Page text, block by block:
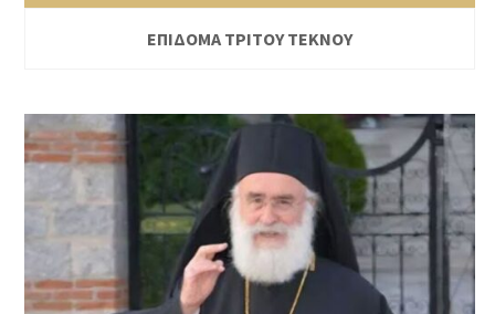
ΕΠΙΔΟΜΑ ΤΡΙΤΟΥ ΤΕΚΝΟΥ